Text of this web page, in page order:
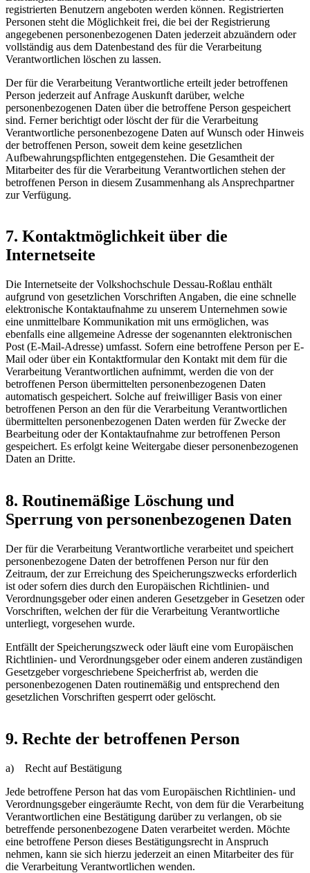
registrierten Benutzern angeboten werden können. Registrierten
Personen steht die Möglichkeit frei, die bei der Registrierung
angegebenen personenbezogenen Daten jederzeit abzuändern oder
vollständig aus dem Datenbestand des für die Verarbeitung
Verantwortlichen löschen zu lassen.
Der für die Verarbeitung Verantwortliche erteilt jeder betroffenen
Person jederzeit auf Anfrage Auskunft darüber, welche
personenbezogenen Daten über die betroffene Person gespeichert
sind. Ferner berichtigt oder löscht der für die Verarbeitung
Verantwortliche personenbezogene Daten auf Wunsch oder Hinweis
der betroffenen Person, soweit dem keine gesetzlichen
Aufbewahrungspflichten entgegenstehen. Die Gesamtheit der
Mitarbeiter des für die Verarbeitung Verantwortlichen stehen der
betroffenen Person in diesem Zusammenhang als Ansprechpartner
zur Verfügung.
7. Kontaktmöglichkeit über die
Internetseite
Die Internetseite der Volkshochschule Dessau-Roßlau enthält
aufgrund von gesetzlichen Vorschriften Angaben, die eine schnelle
elektronische Kontaktaufnahme zu unserem Unternehmen sowie
eine unmittelbare Kommunikation mit uns ermöglichen, was
ebenfalls eine allgemeine Adresse der sogenannten elektronischen
Post (E-Mail-Adresse) umfasst. Sofern eine betroffene Person per E-
Mail oder über ein Kontaktformular den Kontakt mit dem für die
Verarbeitung Verantwortlichen aufnimmt, werden die von der
betroffenen Person übermittelten personenbezogenen Daten
automatisch gespeichert. Solche auf freiwilliger Basis von einer
betroffenen Person an den für die Verarbeitung Verantwortlichen
übermittelten personenbezogenen Daten werden für Zwecke der
Bearbeitung oder der Kontaktaufnahme zur betroffenen Person
gespeichert. Es erfolgt keine Weitergabe dieser personenbezogenen
Daten an Dritte.
8. Routinemäßige Löschung und
Sperrung von personenbezogenen Daten
Der für die Verarbeitung Verantwortliche verarbeitet und speichert
personenbezogene Daten der betroffenen Person nur für den
Zeitraum, der zur Erreichung des Speicherungszwecks erforderlich
ist oder sofern dies durch den Europäischen Richtlinien- und
Verordnungsgeber oder einen anderen Gesetzgeber in Gesetzen oder
Vorschriften, welchen der für die Verarbeitung Verantwortliche
unterliegt, vorgesehen wurde.
Entfällt der Speicherungszweck oder läuft eine vom Europäischen
Richtlinien- und Verordnungsgeber oder einem anderen zuständigen
Gesetzgeber vorgeschriebene Speicherfrist ab, werden die
personenbezogenen Daten routinemäßig und entsprechend den
gesetzlichen Vorschriften gesperrt oder gelöscht.
9. Rechte der betroffenen Person
a) Recht auf Bestätigung
Jede betroffene Person hat das vom Europäischen Richtlinien- und
Verordnungsgeber eingeräumte Recht, von dem für die Verarbeitung
Verantwortlichen eine Bestätigung darüber zu verlangen, ob sie
betreffende personenbezogene Daten verarbeitet werden. Möchte
eine betroffene Person dieses Bestätigungsrecht in Anspruch
nehmen, kann sie sich hierzu jederzeit an einen Mitarbeiter des für
die Verarbeitung Verantwortlichen wenden.